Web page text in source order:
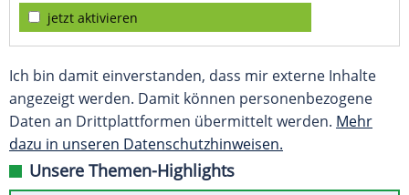
jetzt aktivieren
Ich bin damit einverstanden, dass mir externe Inhalte
angezeigt werden. Damit können personenbezogene
Daten an Drittplattformen übermittelt werden. Mehr
dazu in unseren Datenschutzhinweisen.
Unsere Themen-Highlights